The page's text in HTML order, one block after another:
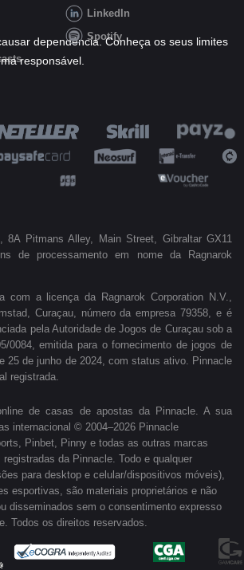
LinkedIn
Spotify
dependência. Conheça os seus limites
responsável.
8A Pitmans Alley, Main Street, Gibraltar GX11
de processamento em nome da Ragnarok
com a licença da Ragnarok Corporation N.V.,
Curaçau, número da empresa 79358, e é
pela Autoridade de Jogos de Curaçau sob a
0084, emitida para o fornecimento de jogos de
25 de junho de 2024, com status ativo. Pinnacle
registrada.
de casas de apostas da Pinnacle. A sua
internacional © 2004–2026 Pinnacle
Pinbet, Pinny e todas as outras marcas
da Pinnacle. Todo e qualquer
para desktop e celular/dispositivos móveis),
esportivas, são materiais proprietários e não
disseminados sem o consentimento expresso
Todos os direitos reservados.